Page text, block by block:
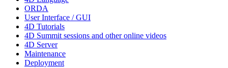
ORDA
User Interface / GUI
4D Tutorials
4D Summit sessions and other online videos
4D Server
Maintenance
Deployment